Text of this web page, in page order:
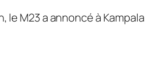
le M23 a annoncé à